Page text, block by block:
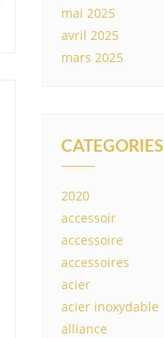
mai 2025
avril 2025
mars 2025
CATEGORIES
2020
accessoir
accessoire
accessoires
acier
acier inoxydable
alliance